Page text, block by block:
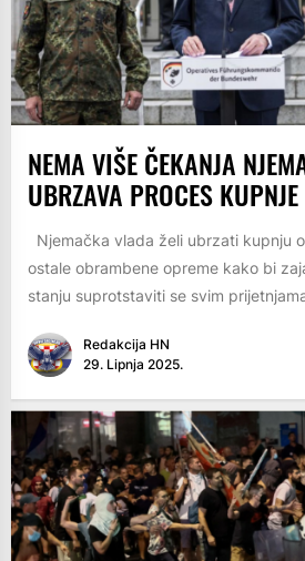
NEMA VIŠE ČEKANJA
UBRZAVA PROCES
Njemačka vlada želi ubrzati kupnju
ostale obrambene opreme kako bi
stanju suprotstaviti se svim
Redakcija HN
29. Lipnja 2025.